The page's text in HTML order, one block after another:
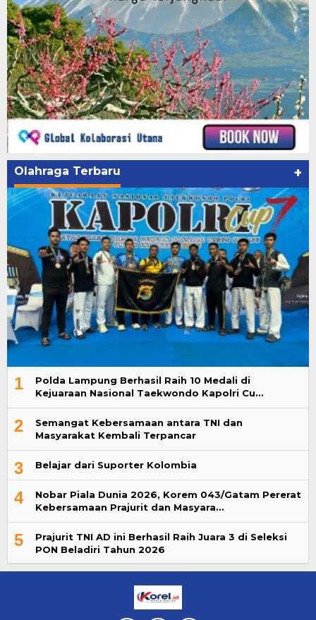
Olahraga Terbaru +
1
Polda Lampung Berhasil Raih 10 Medali di
Kejuaraan Nasional Taekwondo Kapolri Cu…
2
Semangat Kebersamaan antara TNI dan
Masyarakat Kembali Terpancar
3 Belajar dari Suporter Kolombia
4
Nobar Piala Dunia 2026, Korem 043/Gatam Pererat
Kebersamaan Prajurit dan Masyara…
5
Prajurit TNI AD ini Berhasil Raih Juara 3 di Seleksi
PON Beladiri Tahun 2026